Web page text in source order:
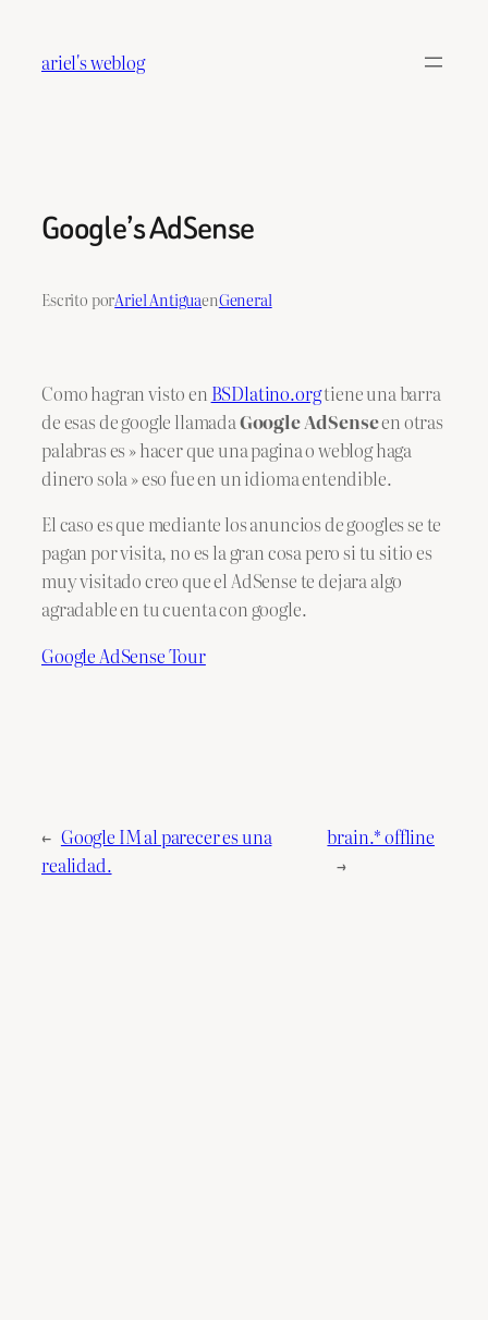
contenido
ariel's weblog
Google’s AdSense
Escrito porAriel AntiguaenGeneral
Como hagran visto en BSDlatino.orgtiene una barra
de esas de google llamadaGoogle AdSenseen otras
palabras es » hacer que una pagina o weblog haga
dinero sola » eso fue en un idioma entendible.
El caso es que mediante los anuncios de googles se te
pagan por visita, no es la gran cosa pero si tu sitio es
muy visitado creo que el AdSense te dejara algo
agradable en tu cuenta con google.
Google AdSense Tour
← Google IM al parecer es una
realidad.
brain.* offline
→